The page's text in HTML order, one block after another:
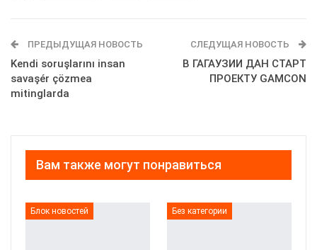
ПРЕДЫДУЩАЯ НОВОСТЬ
Kendi soruşlarını insan
savaşér çözmea
mitinglarda
СЛЕДУЩАЯ НОВОСТЬ
В ГАГАУЗИИ ДАН СТАРТ
ПРОЕКТУ GAMCON
Вам также могут понравиться
Блок новостей Без категории